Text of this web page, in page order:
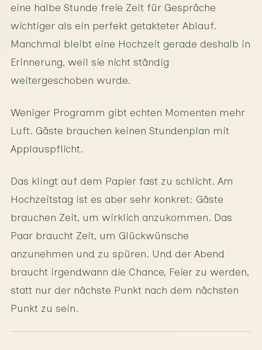
eine halbe Stunde freie Zeit für Gespräche
wichtiger als ein perfekt getakteter Ablauf.
Manchmal bleibt eine Hochzeit gerade deshalb in
Erinnerung, weil sie nicht ständig
weitergeschoben wurde.
Weniger Programm gibt echten Momenten mehr
Luft. Gäste brauchen keinen Stundenplan mit
Applauspflicht.
Das klingt auf dem Papier fast zu schlicht. Am
Hochzeitstag ist es aber sehr konkret: Gäste
brauchen Zeit, um wirklich anzukommen. Das
Paar braucht Zeit, um Glückwünsche
anzunehmen und zu spüren. Und der Abend
braucht irgendwann die Chance, Feier zu werden,
statt nur der nächste Punkt nach dem nächsten
Punkt zu sein.